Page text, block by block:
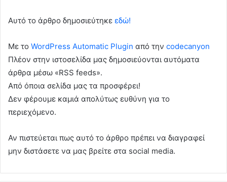
Αυτό το άρθρο δημοσιεύτηκε εδώ!
Με το WordPress Automatic Plugin από την codecanyon
Πλέον στην ιστοσελίδα μας δημοσιεύονται αυτόματα
άρθρα μέσω «RSS feeds».
Από όποια σελίδα μας τα προσφέρει!
Δεν φέρουμε καμιά απολύτως ευθύνη για το
περιεχόμενο.
Αν πιστεύεται πως αυτό το άρθρο πρέπει να διαγραφεί
μην διστάσετε να μας βρείτε στα social media.